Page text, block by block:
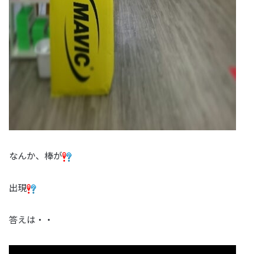
なんか、棒が
出現
答えは・・